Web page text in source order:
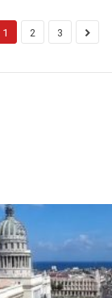
1 2 3